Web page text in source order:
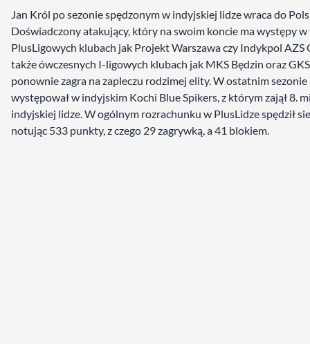
Jan Król po sezonie spędzonym w indyjskiej lidze wraca do
Doświadczony atakujący, który na swoim koncie ma występy
PlusLigowych klubach jak Projekt Warszawa czy Indykpol AZS
także ówczesnych I-ligowych klubach jak MKS Będzin oraz
ponownie zagra na zapleczu rodzimej elity. W ostatnim
występował w indyjskim Kochi Blue Spikers, z którym zajął 8.
indyjskiej lidze. W ogólnym rozrachunku w PlusLidze spędził
notując 533 punkty, z czego 29 zagrywką, a 41 blokiem.